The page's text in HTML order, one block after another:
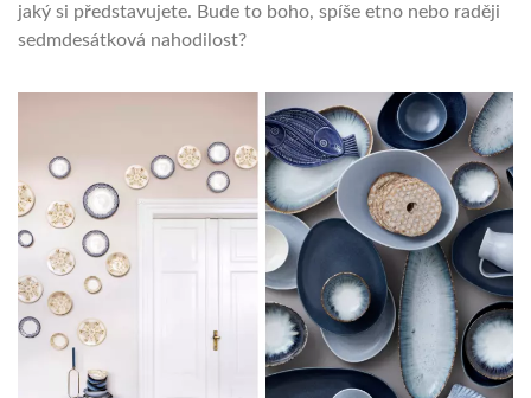
jaký si představujete. Bude to boho, spíše etno nebo raději
sedmdesátková nahodilost?